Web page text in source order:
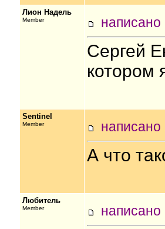
Лион Надель
Member
Сергей
Sentinel
Member
А что
Любитель
Member